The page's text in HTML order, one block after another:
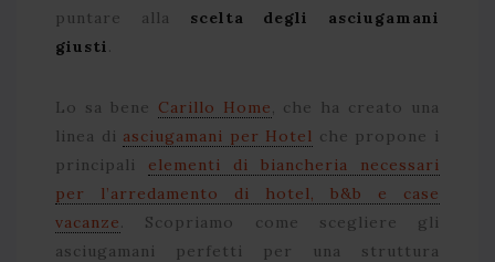
puntare alla scelta degli asciugamani
giusti.
Lo sa bene Carillo Home, che ha creato una
linea di asciugamani per Hotel che propone i
principali elementi di biancheria necessari
per l’arredamento di hotel, b&b e case
vacanze. Scopriamo come scegliere gli
asciugamani perfetti per una struttura